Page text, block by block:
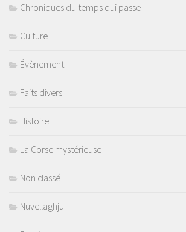
Chroniques du temps qui passe
Culture
Évènement
Faits divers
Histoire
La Corse mystérieuse
Non classé
Nuvellaghju